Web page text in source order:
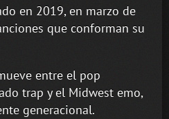
en 2019, en marzo de
que conforman su
entre el pop
trap y el Midwest emo,
generacional.